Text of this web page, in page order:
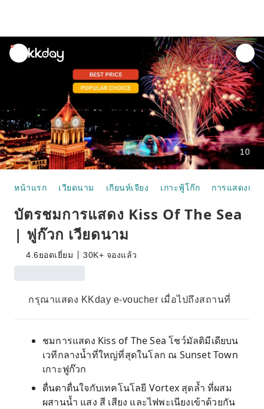
unread
notifications
10
หน้าแรก เวียดนาม เกียนห์เจียง เกาะฟู้โก๊ก การแสดงแล
บัตรชมการแสดง Kiss Of The Sea
| ฟูก๊วก เวียดนาม
4.6ยอดเยี่ยม 30K+ จองแล้ว
กรุณาแสดง KKday e-voucher เมื่อไปถึงสถานที่
ชมการแสดง Kiss of The Sea โชว์มัลติมีเดียบน
เวทีกลางน้ำที่ใหญ่ที่สุดในโลก ณ Sunset Town
เกาะฟูก๊วก
ตื่นตาตื่นใจกับเทคโนโลยี Vortex สุดล้ำ ที่ผสม
ผสานน้ำ แสง สี เสียง และไฟพะเนียงเข้าด้วยกัน